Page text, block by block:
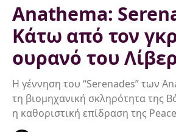
Anathema:
Κάτω από τον
ουρανό του
Η γέννηση του “Serenades” των
τη βιομηχανική σκληρότητα της
η καθοριστική επίδραση της